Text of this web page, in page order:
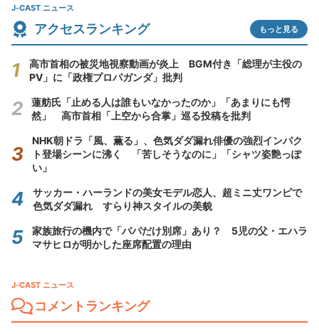
J-CAST ニュース
アクセスランキング もっと見る
高市首相の被災地視察動画が炎上 BGM付き「総理が主役の
PV」に「政権プロパガンダ」批判
蓮舫氏「止める人は誰もいなかったのか」「あまりにも愕
然」 高市首相「上空から合掌」巡る投稿を批判
NHK朝ドラ「風、薫る」、色気ダダ漏れ俳優の強烈インパク
ト登場シーンに沸く 「苦しそうなのに」「シャツ姿艶っぽ
い」
サッカー・ハーランドの美女モデル恋人、超ミニ丈ワンピで
色気ダダ漏れ すらり神スタイルの美貌
家族旅行の機内で「パパだけ別席」あり？ 5児の父・エハラ
マサヒロが明かした座席配置の理由
J-CAST ニュース
コメントランキング